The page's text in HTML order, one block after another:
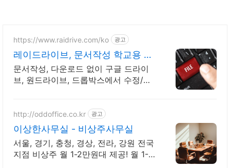
https://www.raidrive.com/ko 광고
레이드라이브, 문서작성 학교용 무
료제공
문서작성, 다운로드 없이 구글 드라이
브, 원드라이브, 드롭박스에서 수정/저
http://oddoffice.co.kr 광고
이상한사무실 - 비상주사무실
서울, 경기, 충청, 경상, 전라, 강원 전국
지점 비상주 월 1-2만원대 제공! 월 1-2